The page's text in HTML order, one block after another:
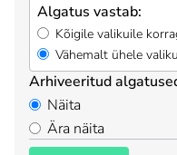
Algatus vastab:
Kõigile valikuile
Vähemalt ühele
Arhiveeritud
Näita
Ära näita